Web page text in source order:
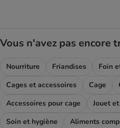
Vous n'avez pas encore
Nourriture Friandises
Foin
Cages et accessoires
Cage
Accessoires pour cage
Jouet
Soin et hygiène
Aliments